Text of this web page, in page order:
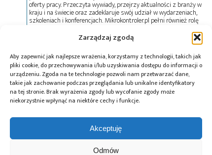
Zarządzaj zgodą
Aby zapewnić jak najlepsze wrażenia, korzystamy z technologii, takich jak
pliki cookie, do przechowywania i/lub uzyskiwania dostępu do informacji o
urządzeniu. Zgoda na te technologie pozwoli nam przetwarzać dane,
takie jak zachowanie podczas przeglądania lub unikalne identyfikatory
na tej stronie. Brak wyrażenia zgody lub wycofanie zgody może
niekorzystnie wpłynąć na niektóre cechy i funkcje.
Akceptuję
Odmów
oferty pracy. Przeczyta wywiady, przejrzy aktualności z branży w
kraju i na świecie oraz zadeklaruje swój udział w wydarzeniach,
szkoleniach i konferencjach. Mikrokontroler.pl pełni również rolę
patrona medialnego imprez targowych, konkursów, hackathonów
i seminariów. Zapraszamy do współpracy!
Tagi:Ministerstwo Nauki i Szkolnictwa Wyższego,
MNiSW,Narodowa Agencja Wymiany Akademickiej
nauka,naukowcy,NAWA,strategia,studia,Wojciech
Karczewski
Przeczytaj również: